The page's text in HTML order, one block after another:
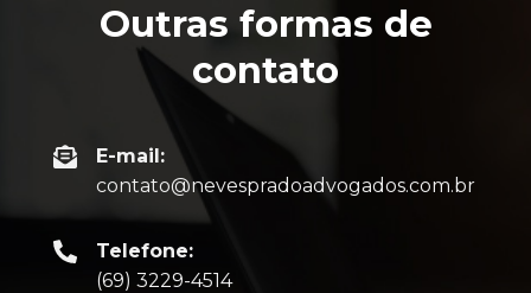
Outras formas de
contato
E-mail:
contato@nevespradoadvogados.com.br
Telefone:
(69) 3229-4514